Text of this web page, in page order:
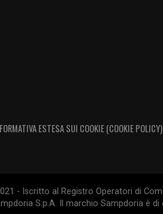
ESTESA SUI COOKIE (COOKIE POLICY)
- Iscritto al Registro Operatori di
S.p.A. Il marchio Sampdoria è di